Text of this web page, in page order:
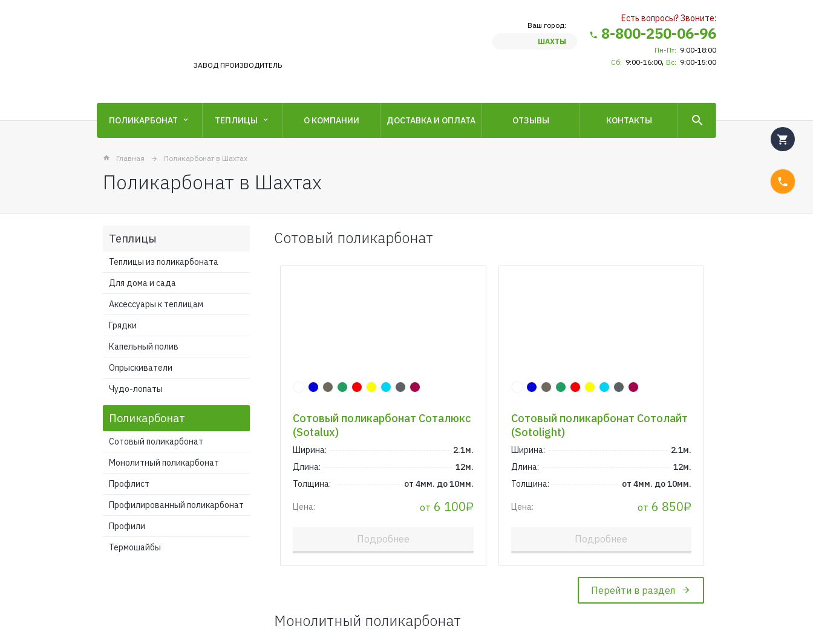
ЗАВОД ПРОИЗВОДИТЕЛЬ
Ваш город:
ШАХТЫ
Есть вопросы? Звоните:
8-800-250-06-96
Пн-Пт: 9:00-18:00
Сб: 9:00-16:00, Вс: 9:00-15:00
ПОЛИКАРБОНАТ ТЕПЛИЦЫ О КОМПАНИИ ДОСТАВКА И ОПЛАТА ОТЗЫВЫ КОНТАКТЫ
Главная Поликарбонат в Шахтах
Поликарбонат в Шахтах
Теплицы
Теплицы из поликарбоната
Для дома и сада
Аксессуары к теплицам
Грядки
Капельный полив
Опрыскиватели
Чудо-лопаты
Поликарбонат
Сотовый поликарбонат
Монолитный поликарбонат
Профлист
Профилированный поликарбонат
Профили
Термошайбы
Сотовый поликарбонат
Сотовый поликарбонат Соталюкс
(Sotalux)
Ширина:
2.1м.
Длина:
12м.
Толщина:
от 4мм. до 10мм.
Цена: от 6 100₽
Подробнее
Сотовый поликарбонат Сотолайт
(Sotolight)
Ширина:
2.1м.
Длина:
12м.
Толщина:
от 4мм. до 10мм.
Цена: от 6 850₽
Подробнее
Перейти в раздел
Монолитный поликарбонат